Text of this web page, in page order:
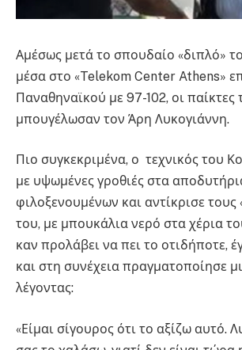
Αμέσως μετά το σπουδαίο «διπλό»
μέσα στο «Telekom Center Athens»
Παναθηναϊκού με 97-102, οι παίκτες
μπουγέλωσαν τον Άρη Λυκογιάννη.
Πιο συγκεκριμένα, ο τεχνικός του
με υψωμένες γροθιές στα
φιλοξενουμένων και αντίκρισε τους
του, με μπουκάλια νερό στα χέρια
καν προλάβει να πει το οτιδήποτε,
και στη συνέχεια πραγματοποίησε
λέγοντας:
«Είμαι σίγουρος ότι το αξίζω αυτό.